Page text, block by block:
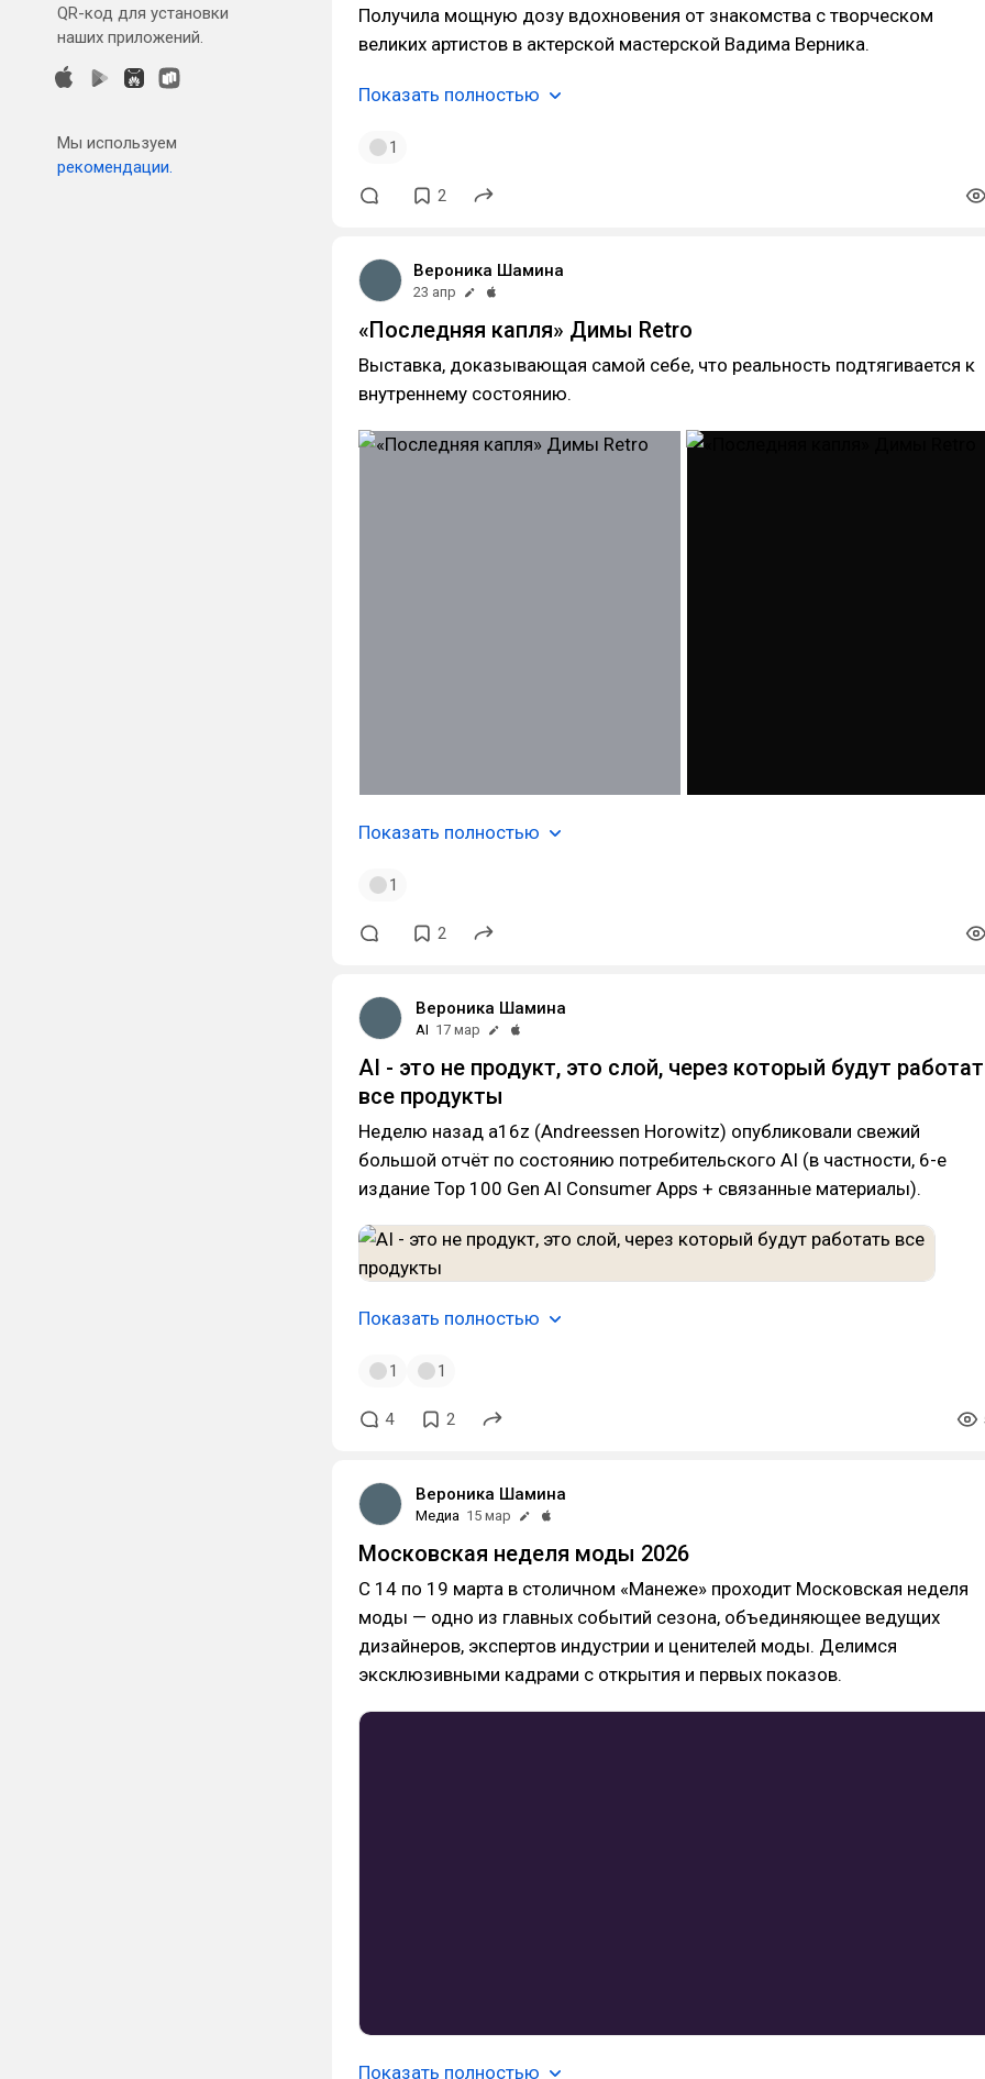
QR-код для установки
наших приложений.
Мы используем
рекомендации.
Получила мощную дозу вдохновения от знакомства с творческом
великих артистов в актерской мастерской Вадима Верника.
Показать полностью
1
2
Вероника Шамина
23 апр
«Последняя капля» Димы Retro
Выставка, доказывающая самой себе, что реальность подтягивается к
внутреннему состоянию.
Показать полностью
1
2
Вероника Шамина
AI 17 мар
АI - это не продукт, это слой, через который будут
все продукты
Неделю назад a16z (Andreessen Horowitz) опубликовали свежий
большой отчёт по состоянию потребительского AI (в частности, 6-е
издание Top 100 Gen AI Consumer Apps + связанные материалы).
Показать полностью
1 1
4 2
Вероника Шамина
Медиа 15 мар
Московская неделя моды 2026
С 14 по 19 марта в столичном «Манеже» проходит Московская неделя
моды — одно из главных событий сезона, объединяющее ведущих
дизайнеров, экспертов индустрии и ценителей моды. Делимся
эксклюзивными кадрами с открытия и первых показов.
Показать полностью